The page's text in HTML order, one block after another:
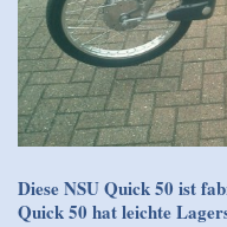
Diese NSU Quick 50 ist
Quick 50 hat leichte